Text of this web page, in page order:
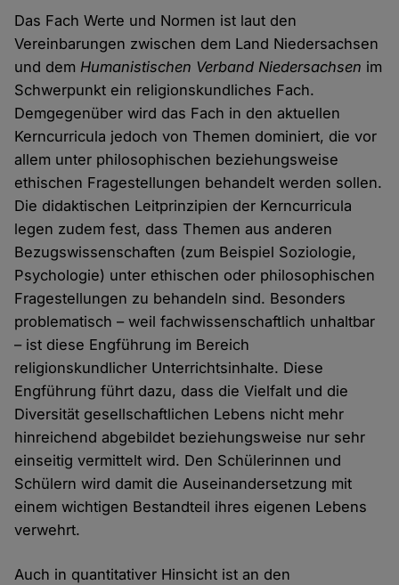
Das Fach Werte und Normen ist laut den
Vereinbarungen zwischen dem Land Niedersachsen
und demHumanistischen Verband Niedersachsen im
Schwerpunkt ein religionskundliches Fach.
Demgegenüber wird das Fach in den aktuellen
Kerncurricula jedoch von Themen dominiert, die vor
allem unter philosophischen beziehungsweise
ethischen Fragestellungen behandelt werden sollen.
Die didaktischen Leitprinzipien der Kerncurricula
legen zudem fest, dass Themen aus anderen
Bezugswissenschaften (zum Beispiel Soziologie,
Psychologie) unter ethischen oder philosophischen
Fragestellungen zu behandeln sind. Besonders
problematisch – weil fachwissenschaftlich unhaltbar
– ist diese Engführung im Bereich
religionskundlicher Unterrichtsinhalte. Diese
Engführung führt dazu, dass die Vielfalt und die
Diversität gesellschaftlichen Lebens nicht mehr
hinreichend abgebildet beziehungsweise nur sehr
einseitig vermittelt wird. Den Schülerinnen und
Schülern wird damit die Auseinandersetzung mit
einem wichtigen Bestandteil ihres eigenen Lebens
verwehrt.
Auch in quantitativer Hinsicht ist an den